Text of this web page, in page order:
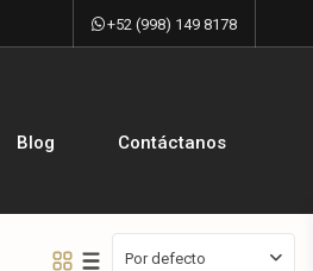
+52 (998) 149 8178
Blog Contáctanos
Por defecto